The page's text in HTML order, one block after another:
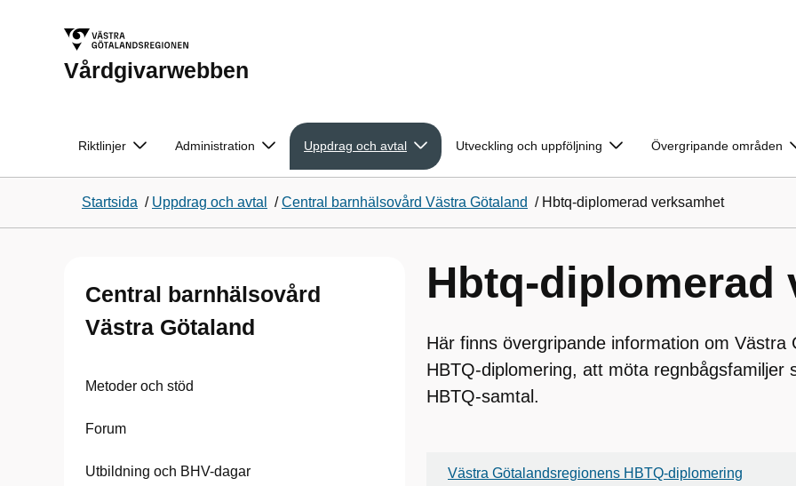
Vårdgivarwebben
Riktlinjer Administration Uppdrag och avtal Utveckling och uppföljning Övergripande områden
Startsida / Uppdrag och avtal /Central barnhälsovård Västra Götaland / Hbtq-diplomerad verksamhet
Central barnhälsovård
Västra Götaland
Metoder och stöd
Forum
Utbildning och BHV-dagar
Hbtq-diplomerad
Här finns övergripande information om Västra
HBTQ-diplomering, att möta regnbågsfamiljer
HBTQ-samtal.
Västra Götalandsregionens HBTQ-diplomering